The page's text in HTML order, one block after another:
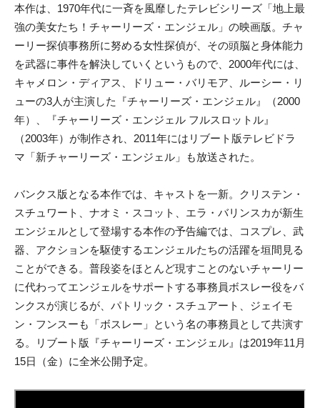
本作は、1970年代に一斉を風靡したテレビシリーズ「地上最
強の美女たち！チャーリーズ・エンジェル」の映画版。チャ
ーリー探偵事務所に努める女性探偵が、その頭脳と身体能力
を武器に事件を解決していくというもので、2000年代には、
キャメロン・ディアス、ドリュー・バリモア、ルーシー・リ
ューの3人が主演した『チャーリーズ・エンジェル』（2000
年）、『チャーリーズ・エンジェル フルスロットル』
（2003年）が制作され、2011年にはリブート版テレビドラ
マ「新チャーリーズ・エンジェル」も放送された。
バンクス版となる本作では、キャストを一新。クリステン・
スチュワート、ナオミ・スコット、エラ・バリンスカが新生
エンジェルとして登場する本作の予告編では、コスプレ、武
器、アクションを駆使するエンジェルたちの活躍を垣間見る
ことができる。普段姿をほとんど現すことのないチャーリー
に代わってエンジェルをサポートする事務員ボスレー役をバ
ンクスが演じるが、パトリック・スチュアート、ジェイモ
ン・フンスーも「ボスレー」という名の事務員として共演す
る。リブート版『チャーリーズ・エンジェル』は2019年11月
15日（金）に全米公開予定。